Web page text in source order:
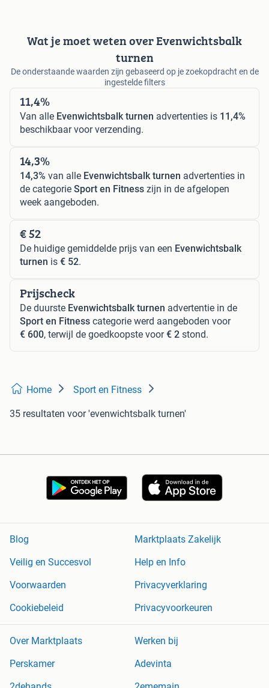
Wat je moet weten over Evenwichtsbalk
turnen
De onderstaande waarden zijn gebaseerd op je zoekopdracht en de
ingestelde filters
11,4%
Van alle Evenwichtsbalk turnen advertenties is 11,4%
beschikbaar voor verzending.
14,3%
14,3% van alle Evenwichtsbalk turnen advertenties in
de categorie Sport en Fitness zijn in de afgelopen
week aangeboden.
€ 52
De huidige gemiddelde prijs van een Evenwichtsbalk
turnen is € 52.
Prijscheck
De duurste Evenwichtsbalk turnen advertentie in de
Sport en Fitness categorie werd aangeboden voor
€ 600, terwijl de goedkoopste voor€ 2 stond.
Home Sport en Fitness
35 resultaten voor 'evenwichtsbalk turnen'
Blog
Marktplaats Zakelijk
Veilig en Succesvol
Help en Info
Voorwaarden
Privacyverklaring
Cookiebeleid
Privacyvoorkeuren
Over Marktplaats
Werken bij
Perskamer
Adevinta